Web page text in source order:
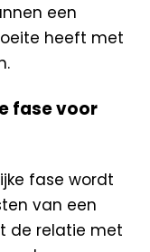
een
heeft met
fase voor
fase wordt
van een
de relatie met